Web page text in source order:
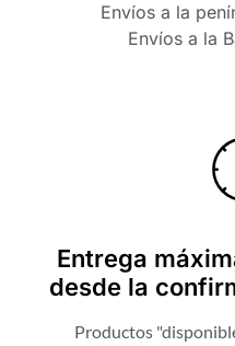
Envíos a la
Envíos a la
Entrega
desde la
Productos